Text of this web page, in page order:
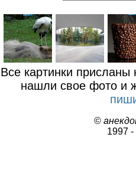
Все картинки
нашли свое фото и
©
1997